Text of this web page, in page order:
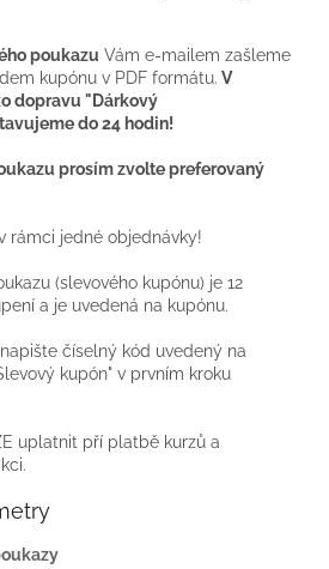
poukazu Vám e-mailem zašleme
kupónu v PDF formátu. V
dopravu "Dárkový
do 24 hodin!
prosím zvolte preferovaný
rámci jedné objednávky!
(slevového kupónu) je 12
a je uvedená na kupónu.
číselný kód uvedený na
kupón" v prvním kroku
uplatnit pří platbě kurzů a